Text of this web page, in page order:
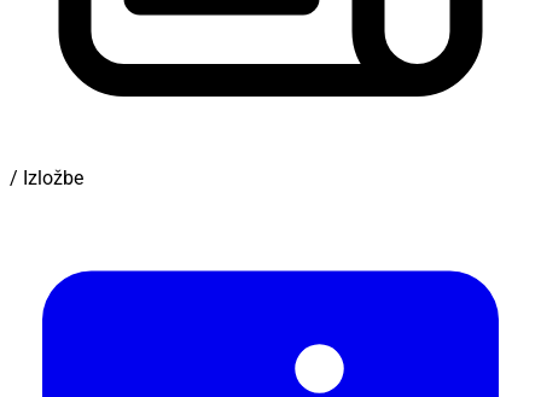
/ Izložbe